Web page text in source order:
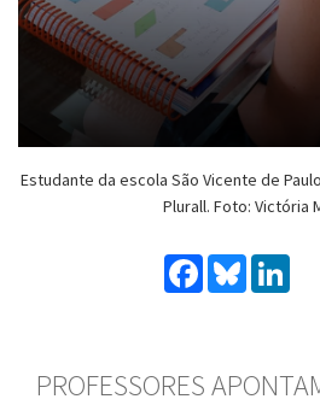
Estudante da escola São Vicente de
Plurall. Foto: Victória
Facebook
Bluesky
PROFESSORES